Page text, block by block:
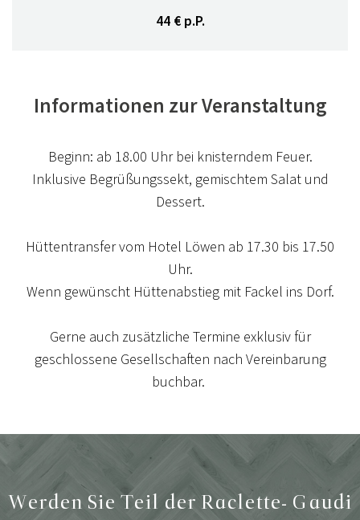
44 € p.P.
Informationen zur Veranstaltung
Beginn: ab 18.00 Uhr bei knisterndem Feuer.
Inklusive Begrüßungssekt, gemischtem Salat und
Dessert.
Hüttentransfer vom Hotel Löwen ab 17.30 bis 17.50
Uhr.
Wenn gewünscht Hüttenabstieg mit Fackel ins Dorf.
Gerne auch zusätzliche Termine exklusiv für
geschlossene Gesellschaften nach Vereinbarung
buchbar.
Werden Sie Teil der Raclette- Gaudi
THE CHEF'S BEST
Nico Sackmann rocken samt Team unsere
Küchenwerkstatt